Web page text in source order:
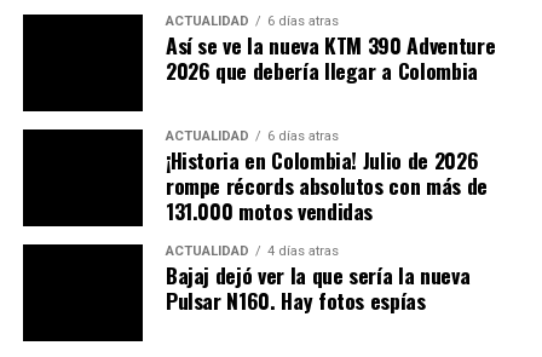
ACTUALIDAD 6 días atras
Así se ve la nueva KTM 390 Adventure
2026 que debería llegar a Colombia
ACTUALIDAD 6 días atras
¡Historia en Colombia! Julio de 2026
rompe récords absolutos con más de
131.000 motos vendidas
ACTUALIDAD 4 días atras
Bajaj dejó ver la que sería la nueva
Pulsar N160. Hay fotos espías